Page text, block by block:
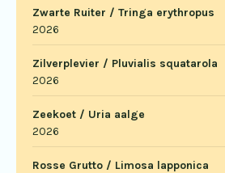
Zwarte Ruiter / Tringa erythropus
2026
Zilverplevier / Pluvialis squatarola
2026
Zeekoet / Uria aalge
2026
Rosse Grutto / Limosa lapponica